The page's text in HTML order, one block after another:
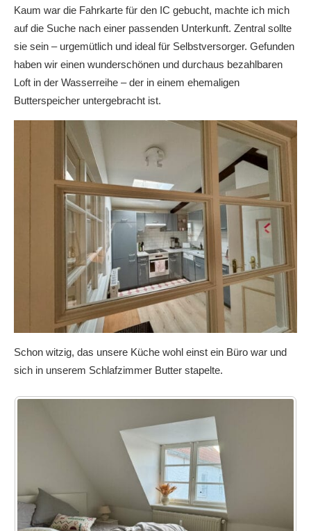
Kaum war die Fahrkarte für den IC gebucht, machte ich mich
auf die Suche nach einer passenden Unterkunft. Zentral sollte
sie sein – urgemütlich und ideal für Selbstversorger. Gefunden
haben wir einen wunderschönen und durchaus bezahlbaren
Loft in der Wasserreihe – der in einem ehemaligen
Butterspeicher untergebracht ist.
Schon witzig, das unsere Küche wohl einst ein Büro war und
sich in unserem Schlafzimmer Butter stapelte.